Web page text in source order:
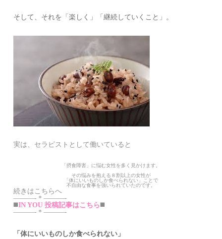
そして、それを「楽しく」「継続していくこと」。
実は、セラピストとして働いていると
「摂食障害」に悩む女性を多く見かけます。
その悩みを抱える８割以上の女性が
「体にいいものしか食べられない」ことで
不自由な食事を強いられていたのです。
続きはこちらへ
———-＊———-
◼️IN YOU 投稿記事はこちら◼️
———-＊———-
「体にいいものしか食べられない」